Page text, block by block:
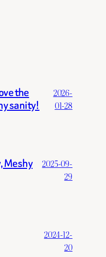
the
sanity!
2026-
01-28
Meshy
2025-09-
29
2024-12-
20